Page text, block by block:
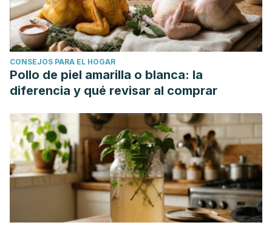
CONSEJOS PARA EL HOGAR
Pollo de piel amarilla o blanca: la
diferencia y qué revisar al comprar